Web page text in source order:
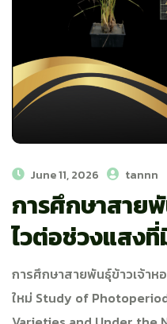
June 11, 2026 tannn
การศึกษาสายพั
ไวต่อช่วงแสง
การศึกษาสายพันธุ์ข้าวเจ้า
ใหม่ Study of